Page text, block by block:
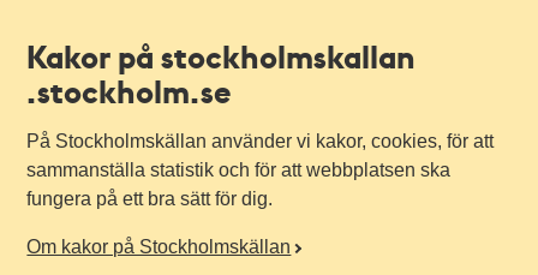
Kakor på stockholmskallan
.stockholm.se
På Stockholmskällan använder vi kakor, cookies, för att
sammanställa statistik och för att webbplatsen ska
fungera på ett bra sätt för dig.
Om kakor på Stockholmskällan